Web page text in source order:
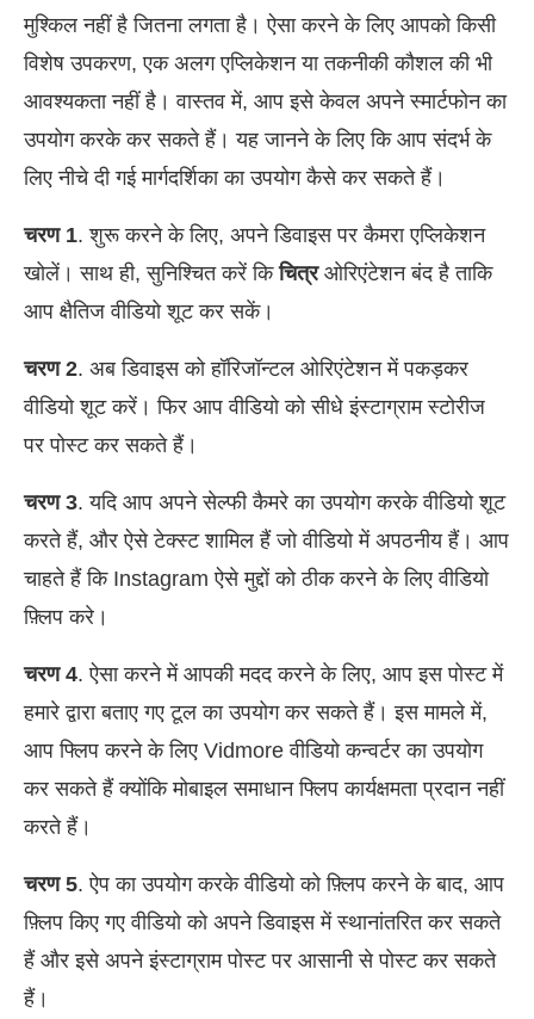
मुश्किल नहीं है जितना लगता है। ऐसा करने के लिए आपको किसी
विशेष उपकरण, एक अलग एप्लिकेशन या तकनीकी कौशल की भी
आवश्यकता नहीं है। वास्तव में, आप इसे केवल अपने स्मार्टफोन का
उपयोग करके कर सकते हैं। यह जानने के लिए कि आप संदर्भ के
लिए नीचे दी गई मार्गदर्शिका का उपयोग कैसे कर सकते हैं।
चरण 1. शुरू करने के लिए, अपने डिवाइस पर कैमरा एप्लिकेशन
खोलें। साथ ही, सुनिश्चित करें किचित्रओरिएंटेशन बंद है ताकि
आप क्षैतिज वीडियो शूट कर सकें।
चरण 2. अब डिवाइस को हॉरिजॉन्टल ओरिएंटेशन में पकड़कर
वीडियो शूट करें। फिर आप वीडियो को सीधे इंस्टाग्राम स्टोरीज
पर पोस्ट कर सकते हैं।
चरण 3. यदि आप अपने सेल्फी कैमरे का उपयोग करके वीडियो शूट
करते हैं, और ऐसे टेक्स्ट शामिल हैं जो वीडियो में अपठनीय हैं। आप
चाहते हैं कि Instagram ऐसे मुद्दों को ठीक करने के लिए वीडियो
फ़्लिप करे।
चरण 4. ऐसा करने में आपकी मदद करने के लिए, आप इस पोस्ट में
हमारे द्वारा बताए गए टूल का उपयोग कर सकते हैं। इस मामले में,
आप फ्लिप करने के लिए Vidmore वीडियो कन्वर्टर का उपयोग
कर सकते हैं क्योंकि मोबाइल समाधान फ्लिप कार्यक्षमता प्रदान नहीं
करते हैं।
चरण 5. ऐप का उपयोग करके वीडियो को फ़्लिप करने के बाद, आप
फ़्लिप किए गए वीडियो को अपने डिवाइस में स्थानांतरित कर सकते
हैं और इसे अपने इंस्टाग्राम पोस्ट पर आसानी से पोस्ट कर सकते
हैं।